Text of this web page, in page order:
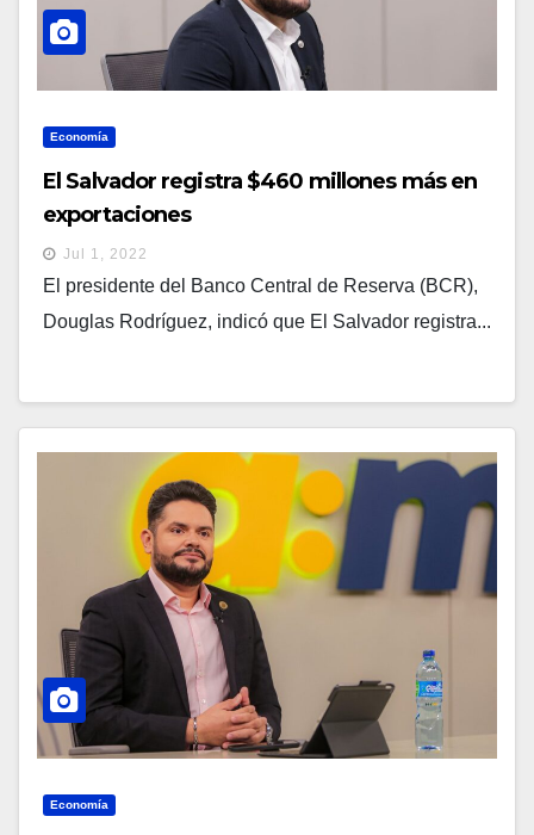
Economía
El Salvador registra $460 millones más en
exportaciones
Jul 1, 2022
El presidente del Banco Central de Reserva (BCR),
Douglas Rodríguez, indicó que El Salvador registra...
Economía